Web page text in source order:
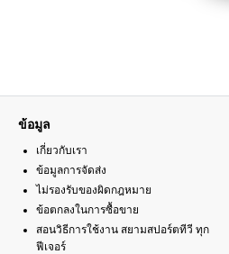
ข้อมูล
เกี่ยวกับเรา
ข้อมูลการจัดส่ง
ไม่รองรับของผิดกฎหมาย
ข้อตกลงในการซื้อขาย
สอนวิธีการใช้งาน สยามสปอร์ตทีวี ทุก
ฟีเจอร์